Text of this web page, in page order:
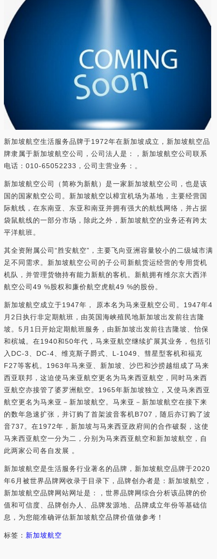
新加坡航空生活服务品牌于1972年在新加坡成立，新加坡航空品
牌隶属于新加坡航空公司，公司法人是：，新加坡航空公司联系
电话：010-65052233，公司主营业务：。
新加坡航空公司（简称为新航）是一家新加坡航空公司，也是该
国的国家航空公司。新加坡航空以樟宜机场为基地，主要经营国
际航线，在东南亚、东亚和南亚并拥有强大的航线网络，并占据
袋鼠航线的一部分市场，除此之外，新加坡航空的业务还有跨太
平洋航班。
其全资附属公司“胜安航空”，主要飞向亚洲容量较小的二级城市满
足不同需求。新加坡航空公司的子公司新航货运经营的专用货机
机队，并管理货物持有能力新航的客机。新航拥有维尔京大西洋
航空公司49 %股权和廉价航空虎航49 %的股份。
新加坡航空成立于1947年， 原本名为马来亚航空公司。1947年4
月2日执行非定期航班，由英国海峡殖民地新加坡出发前往吉隆
坡。5月1日开始定期航班服务，由新加坡出发前往吉隆坡、怡保
和槟城。在1940和50年代，马来亚航空继续扩展其业务，包括引
入DC-3、DC-4、维克斯子爵式、L-1049、彗星型客机和福克
F27等客机。1963年马来亚、新加坡、沙巴和沙捞越组成了马来
西亚联邦，这迫使马来亚航空更名为马来西亚航空，同时马来西
亚航空亦接管了婆罗洲航空。1965年新加坡独立，又使马来西亚
航空更名为马来亚－新加坡航空。马来亚－新加坡航空在接下来
的数年急速扩张，并订购了首架波音客机B707，随后亦订购了波
音737。在1972年，新加坡与马来西亚政府间的合作破裂，这使
马来西亚航空一分为二，分别为马来西亚航空和新加坡航空，自
此两家公司各自发展 。
新加坡航空是生活服务行业著名的品牌，新加坡航空品牌于2020
年6月被世界品牌网收录于目录下，品牌创办者是：新加坡航空，
新加坡航空品牌网站网址是：，世界品牌网综合分析该品牌的价
值和可信度、品牌创办人、品牌发源地、品牌成立年份等基础信
息，为您能准确评估新加坡航空品牌价值做参考！
标签： 新加坡航空